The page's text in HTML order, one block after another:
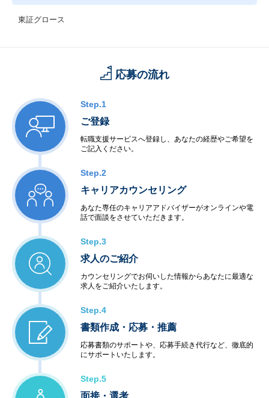
東証グロース
応募の流れ
Step.1
ご登録
転職支援サービスへ登録し、あなたの経歴やご希望を
ご記入ください。
Step.2
キャリアカウンセリング
あなた専任のキャリアアドバイザーがオンラインや電
話で面談をさせていただきます。
Step.3
求人のご紹介
カウンセリングでお伺いした情報からあなたに最適な
求人をご紹介いたします。
Step.4
書類作成・応募・推薦
応募書類のサポートや、応募手続き代行など、徹底的
にサポートいたします。
Step.5
面接・選考